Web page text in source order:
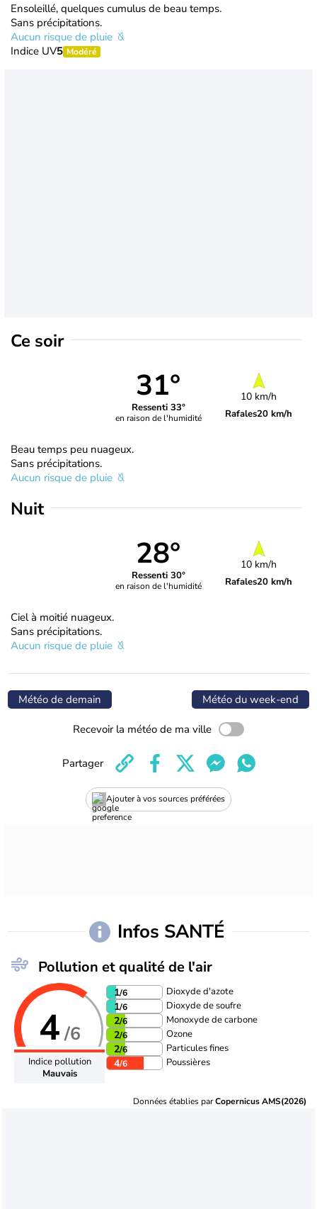
Ensoleillé, quelques cumulus de beau temps.
Sans précipitations.
Aucun risque de pluie
Indice UV5 Modéré
Ce soir
31°
Ressenti 33°
en raison de l'humidité
10 km/h
Rafales20 km/h
Beau temps peu nuageux.
Sans précipitations.
Aucun risque de pluie
Nuit
28°
Ressenti 30°
en raison de l'humidité
10 km/h
Rafales20 km/h
Ciel à moitié nuageux.
Sans précipitations.
Aucun risque de pluie
Météo de demain Météo du week-end
Recevoir la météo de ma ville
Ajouter à vos sources préférées
Partager
Infos SANTÉ
Pollution et qualité de l'air
4/6
Indice pollution
Mauvais
1/6 Dioxyde d'azote
1/6 Dioxyde de soufre
2/6 Monoxyde de carbone
2/6 Ozone
2/6 Particules fines
4/6 Poussières
Données établies parCopernicus AMS(2026)